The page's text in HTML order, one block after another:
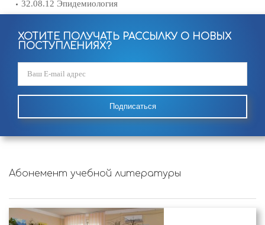
32.08.12 Эпидемиология
ХОТИТЕ ПОЛУЧАТЬ РАССЫЛКУ О НОВЫХ
ПОСТУПЛЕНИЯХ?
Подписаться
Абонемент учебной литературы